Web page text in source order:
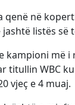
qenë në
listës së
kampioni më i
titullin WBC
vjeç e 4 muaj.